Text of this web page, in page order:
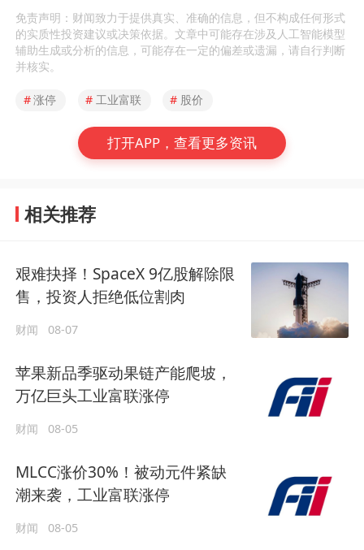
免责声明：财闻致力于提供真实、准确的信息，但不构成任何形式
的实质性投资建议或决策依据。文章中可能存在涉及人工智能模型
辅助生成或分析的信息，可能存在一定的偏差或遗漏，请自行判断
并核实。
#涨停 # 工业富联 # 股价
打开APP，查看更多资讯
相关推荐
艰难抉择！SpaceX 9亿股解除限
售，投资人拒绝低位割肉
财闻 08-07
苹果新品季驱动果链产能爬坡，
万亿巨头工业富联涨停
财闻 08-05
MLCC涨价30%！被动元件紧缺
潮来袭，工业富联涨停
财闻 08-05